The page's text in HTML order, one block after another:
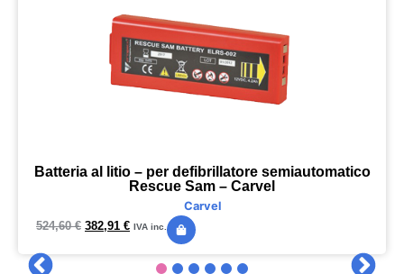
Batteria al litio – per defibrillatore semiautomatico
Rescue Sam – Carvel
Carvel
524,60€ 382,91 € IVA inc.